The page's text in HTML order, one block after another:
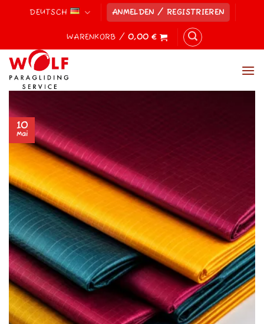
DEUTSCH ANMELDEN / REGISTRIEREN
WARENKORB /0,00€
10
Mai